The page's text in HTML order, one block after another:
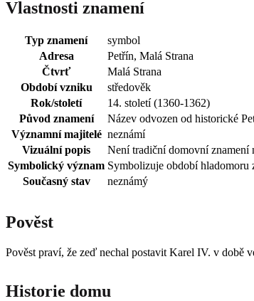
Vlastnosti znamení
Typ znamení
symbol
Adresa
Petřín, Malá Strana
Čtvrť
Malá Strana
Období vzniku
středověk
Rok/století
14. století (1360-1362)
Původ znamení
Název odvozen od historické
Významní majitelé neznámí
Vizuální popis
Není tradiční domovní znamení
Symbolický význam Symbolizuje období hladomoru
Současný stav
neznámý
Pověst
Pověst praví, že zeď nechal postavit Karel IV. v době
Historie domu